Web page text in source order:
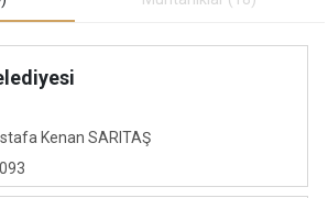
Kenan SARITAŞ